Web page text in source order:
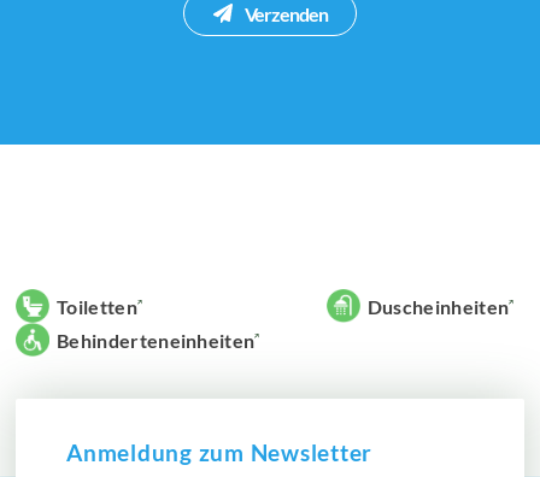
Verzenden
Toiletten
Duscheinheiten
Behinderteneinheiten
Anmeldung zum Newsletter